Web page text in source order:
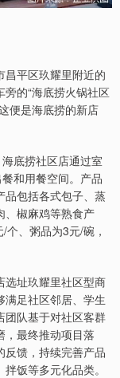
平区玖耀里附近的
的“海底捞火锅社区
便是海底捞的新店
底捞社区店通过室
和用餐空间。产品
品包括各式包子、蒸
、椒麻鸡等熟食产
、粥品为3元/碗，
址玖耀里社区型商
满足社区邻居、学生
团队基于对社区客群
，最终推动项目落
反馈，持续完善产品
饭等多元化品类。